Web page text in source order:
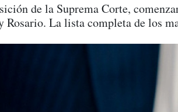
de la Suprema Corte,
Rosario. La lista completa de los